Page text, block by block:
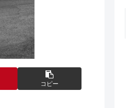
コピー